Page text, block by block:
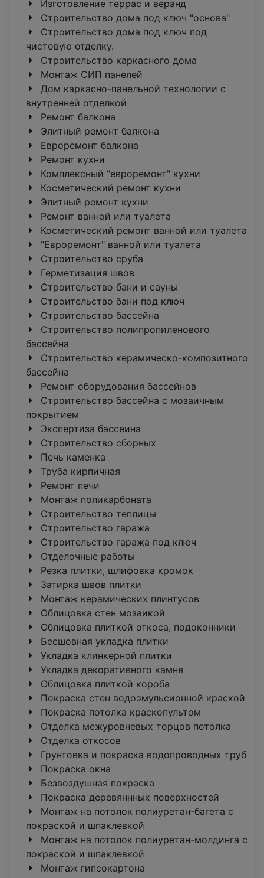
Изготовление террас и веранд
Строительство дома под ключ "основа"
Строительство дома под ключ под
чистовую отделку.
Строительство каркасного дома
Монтаж СИП панелей
Дом каркасно-панельной технологии с
внутренней отделкой
Ремонт балкона
Элитный ремонт балкона
Евроремонт балкона
Ремонт кухни
Комплексный "евроремонт" кухни
Косметический ремонт кухни
Элитный ремонт кухни
Ремонт ванной или туалета
Косметический ремонт ванной или туалета
"Евроремонт" ванной или туалета
Строительство сруба
Герметизация швов
Строительство бани и сауны
Строительство бани под ключ
Строительство бассейна
Строительство полипропиленового
бассейна
Строительство керамическо-композитного
бассейна
Ремонт оборудования бассейнов
Строительство бассейна с мозаичным
покрытием
Экспертиза бассеина
Строительство сборных
Печь каменка
Труба кирпичная
Ремонт печи
Монтаж поликарбоната
Строительство теплицы
Строительство гаража
Строительство гаража под ключ
Отделочные работы
Резка плитки, шлифовка кромок
Затирка швов плитки
Монтаж керамических плинтусов
Облицовка стен мозаикой
Облицовка плиткой откоса, подоконники
Бесшовная укладка плитки
Укладка клинкерной плитки
Укладка декоративного камня
Облицовка плиткой короба
Покраска стен водоэмульсионной краской
Покраска потолка краскопультом
Отделка межуровневых торцов потолка
Отделка откосов
Грунтовка и покраска водопроводных труб
Покраска окна
Безвоздушная покраска
Покраска деревяннных поверхностей
Монтаж на потолок полиуретан-багета c
покраской и шпаклевкой
Монтаж на потолок полиуретан-молдинга c
покраской и шпаклевкой
Монтаж гипсокартона